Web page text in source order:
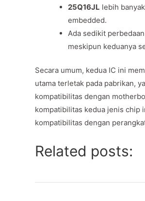
25Q16JL lebih
embedded.
Ada sedikit
meskipun keduanya
Secara umum, kedua IC ini
utama terletak pada pabrikan,
kompatibilitas dengan
kompatibilitas kedua jenis chip
kompatibilitas dengan
Related posts: